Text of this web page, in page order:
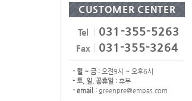
CUSTOMER CENTER
Tel 031-355-5263
Fax 031-355-3264
- 월 ~ 금 : 오전9시 ~ 오후6시
- 토, 일, 공휴일 : 휴무
- email : greenpre@empas.com